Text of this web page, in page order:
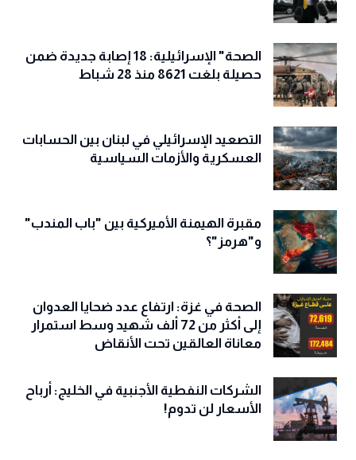
الصحة" الإسرائيلية: 18 إصابة جديدة ضمن
حصيلة بلغت 8621 منذ 28 شباط
التصعيد الإسرائيلي في لبنان بين الحسابات
العسكرية والأزمات السياسية
مقبرة الهيمنة الأميركية بين "باب المندب"
و"هرمز"؟
الصحة في غزة: ارتفاع عدد ضحايا العدوان
إلى أكثر من 72 ألف شهيد وسط استمرار
معاناة العالقين تحت الأنقاض
الشركات النفطية الأجنبية في الخليج: أرباح
الأسعار لن تدوم!